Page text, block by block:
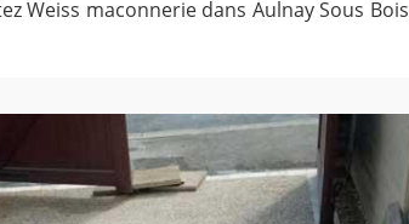
Weiss maconnerie dans Aulnay Sous Bois